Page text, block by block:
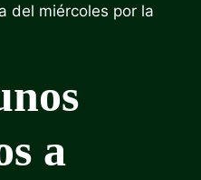
del miércoles por la
a